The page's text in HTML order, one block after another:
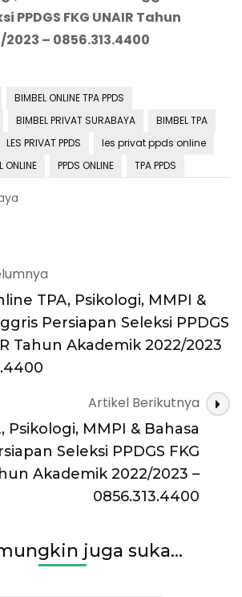
PPDGS FKG UNAIR Tahun
– 0856.313.4400
BIMBEL ONLINE TPA PPDS
BIMBEL PRIVAT SURABAYA
BIMBEL TPA
LES PRIVAT PPDS
les privat ppds online
ONLINE PPDS ONLINE TPA PPDS
TPA, Psikologi, MMPI &
Persiapan Seleksi PPDGS
Tahun Akademik 2022/2023
Artikel Berikutnya
Psikologi, MMPI & Bahasa
Seleksi PPDGS FKG
Akademik 2022/2023 –
0856.313.4400
juga suka...